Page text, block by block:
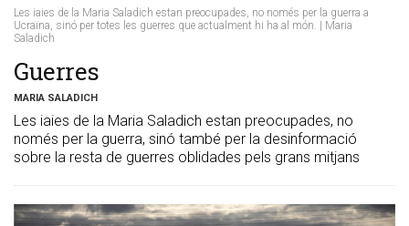
Les iaies de la Maria Saladich estan preocupades, no només per la guerra a
Ucraïna, sinó per totes les guerres que actualment hi ha al món. | Maria
Saladich
Guerres
MARIA SALADICH
Les iaies de la Maria Saladich estan preocupades, no
només per la guerra, sinó també per la desinformació
sobre la resta de guerres oblidades pels grans mitjans